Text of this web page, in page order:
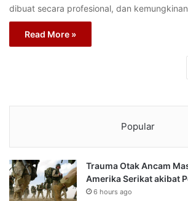
dibuat secara profesional, dan
Read More »
Popular
Trauma Otak Ancam
Amerika Serikat akibat
6 hours ago